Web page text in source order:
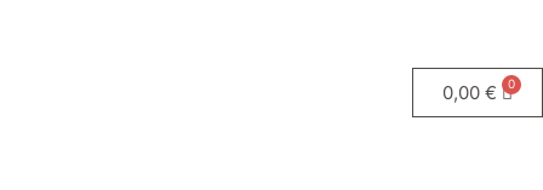
0,00 €